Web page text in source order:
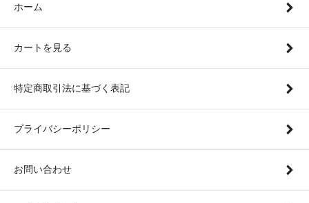
ホーム
カートを見る
特定商取引法に基づく表記
プライバシーポリシー
お問い合わせ